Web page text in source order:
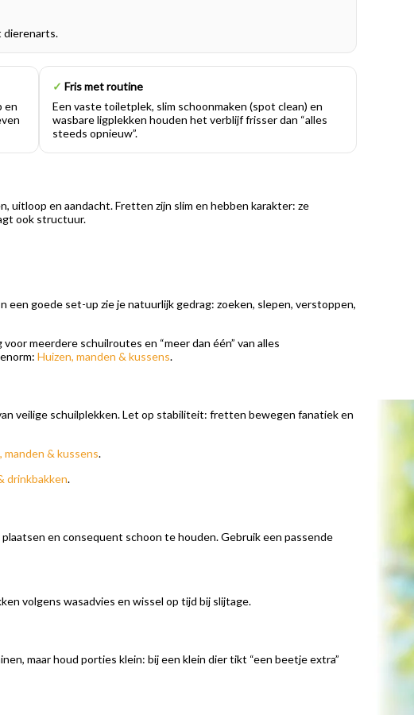
dierenarts.
en
✓ Fris met routine
Een vaste toiletplek, slim schoonmaken (spot clean) en
wasbare ligplekken houden het verblijf frisser dan “alles
steeds opnieuw”.
uitloop en aandacht. Fretten zijn slim en hebben karakter: ze
ook structuur.
een goede set-up zie je natuurlijk gedrag: zoeken, slepen, verstoppen,
meerdere schuilroutes en “meer dan één” van alles
Huizen, manden & kussens.
veilige schuilplekken. Let op stabiliteit: fretten bewegen fanatiek en
manden & kussens.
drinkbakken.
en consequent schoon te houden. Gebruik een passende
volgens wasadvies en wissel op tijd bij slijtage.
maar houd porties klein: bij een klein dier tikt “een beetje extra”